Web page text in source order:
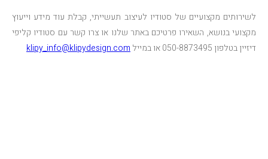
לשירותים מקצועיים של סטודיו לעיצוב תעשייתי, קבלת עוד מידע וייעוץ
מקצועי בנושא, השאירו פרטיכם באתר שלנו או צרו קשר עם סטודיו קליפי
דיזיין בטלפון 050-8873495 או במייל
klipy_info@klipydesign.com